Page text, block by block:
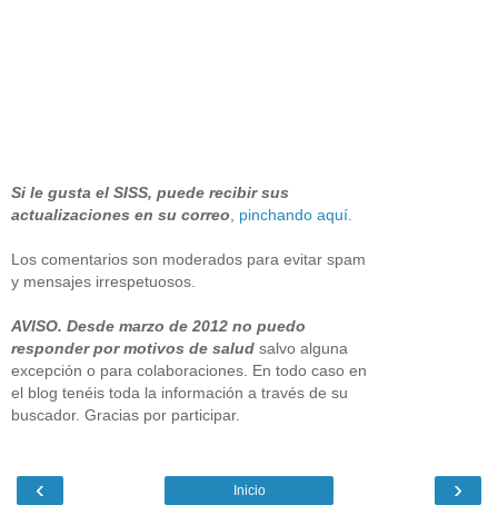
Si le gusta el SISS, puede recibir sus
actualizaciones en su correo, pinchando aquí.
Los comentarios son moderados para evitar spam
y mensajes irrespetuosos.
AVISO. Desde marzo de 2012 no puedo
responder por motivos de salud salvo alguna
excepción o para colaboraciones. En todo caso en
el blog tenéis toda la información a través de su
buscador. Gracias por participar.
‹ ›
Inicio